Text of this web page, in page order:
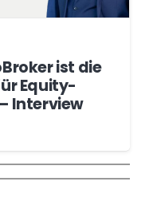
ist die
Equity-
Interview